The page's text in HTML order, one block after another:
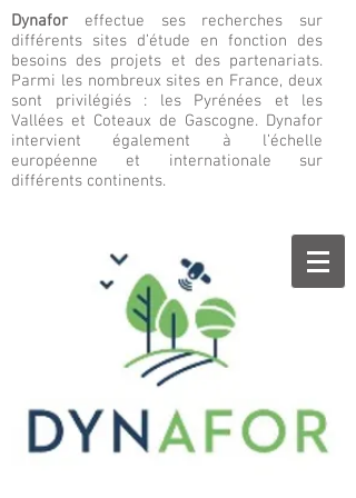
Dynafor effectue ses recherches sur
différents sites d’étude en fonction des
besoins des projets et des partenariats.
Parmi les nombreux sites en France, deux
sont privilégiés : les Pyrénées et les
Vallées et Coteaux de Gascogne. Dynafor
intervient également à l’échelle
européenne et internationale sur
différents continents.